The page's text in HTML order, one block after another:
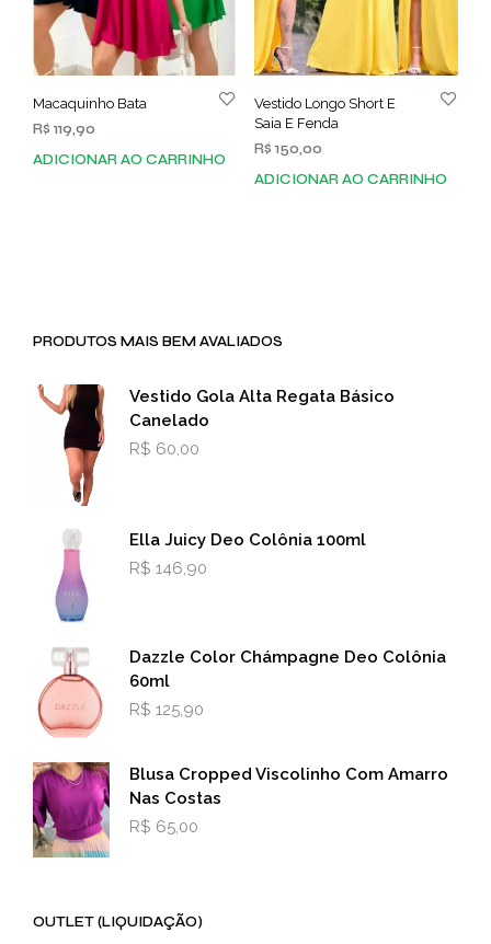
Macaquinho Bata
R$ 119,90
ADICIONAR AO CARRINHO
Vestido Longo Short E
Saia E Fenda
R$ 150,00
ADICIONAR AO CARRINHO
PRODUTOS MAIS BEM AVALIADOS
Vestido Gola Alta Regata Básico
Canelado
R$ 60,00
Ella Juicy Deo Colônia 100ml
R$ 146,90
Dazzle Color Chámpagne Deo Colônia
60ml
R$ 125,90
Blusa Cropped Viscolinho Com Amarro
Nas Costas
R$ 65,00
OUTLET (LIQUIDAÇÃO)